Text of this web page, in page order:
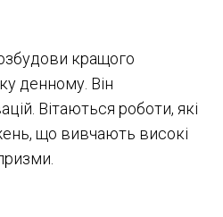
кращого
денному. Він
Вітаються роботи, які
що вивчають високі